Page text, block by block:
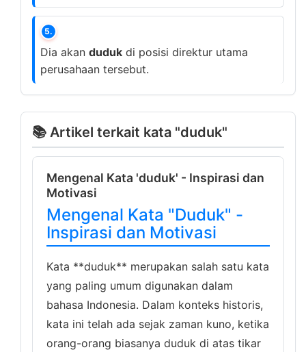
5.
Dia akan duduk di posisi direktur utama
perusahaan tersebut.
📚 Artikel terkait kata "duduk"
Mengenal Kata 'duduk' - Inspirasi dan
Motivasi
Mengenal Kata "Duduk" -
Inspirasi dan Motivasi
Kata **duduk** merupakan salah satu kata
yang paling umum digunakan dalam
bahasa Indonesia. Dalam konteks historis,
kata ini telah ada sejak zaman kuno, ketika
orang-orang biasanya duduk di atas tikar